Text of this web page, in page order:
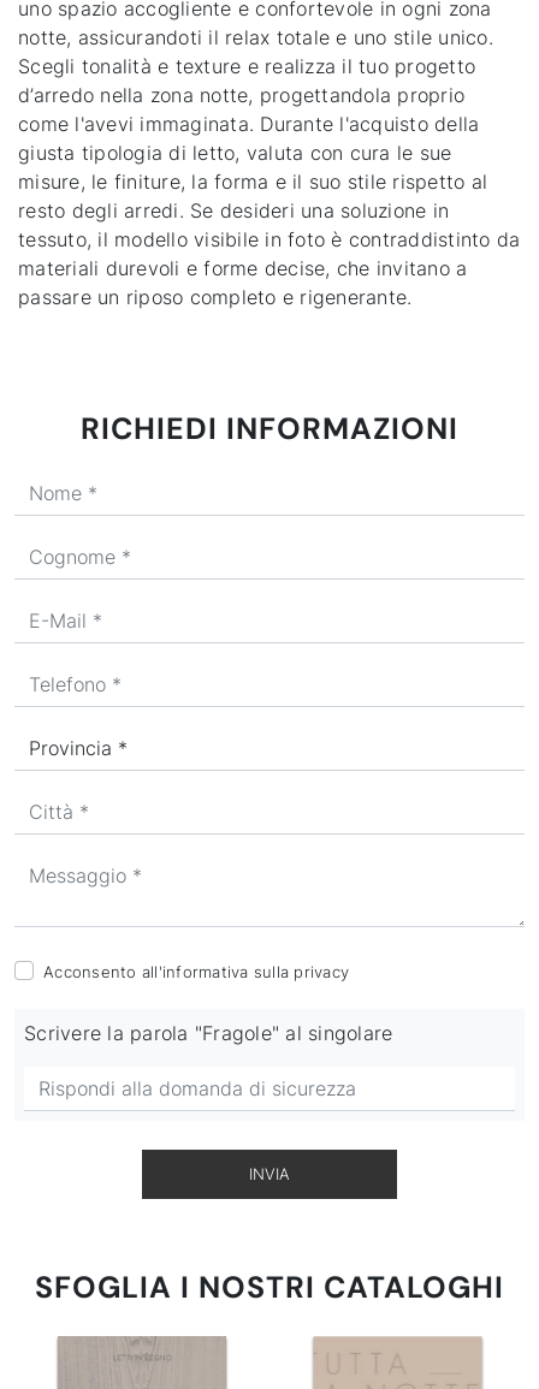
uno spazio accogliente e confortevole in ogni zona
notte, assicurandoti il relax totale e uno stile unico.
Scegli tonalità e texture e realizza il tuo progetto
d’arredo nella zona notte, progettandola proprio
come l'avevi immaginata. Durante l'acquisto della
giusta tipologia di letto, valuta con cura le sue
misure, le finiture, la forma e il suo stile rispetto al
resto degli arredi. Se desideri una soluzione in
tessuto, il modello visibile in foto è contraddistinto da
materiali durevoli e forme decise, che invitano a
passare un riposo completo e rigenerante.
SFOGLIA I NOSTRI CATALOGHI
RICHIEDI INFORMAZIONI
Acconsento all'informativa sulla privacy
Scrivere la parola "Fragole" al singolare
INVIA